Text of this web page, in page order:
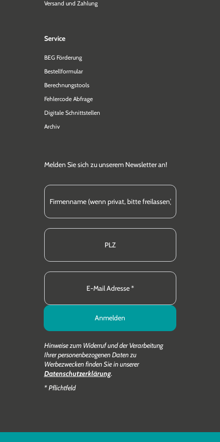
Versand und Zahlung
Service
BEG Förderung
Bestellformular
Berechnungstools
Fehlercode Abfrage
Digitale Schnittstellen
Archiv
Melden Sie sich zu unserem Newsletter an!
Anmelden
Hinweise zum Widerruf und der Verarbeitung
Ihrer personenbezogenen Daten zu
Werbezwecken finden Sie in unserer
Datenschutzerklärung.
* Pflichtfeld